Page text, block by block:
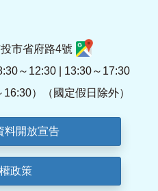
市省府路4號
～12:30 | 13:30～17:30
16:30）（國定假日除外）
料開放宣告
政策